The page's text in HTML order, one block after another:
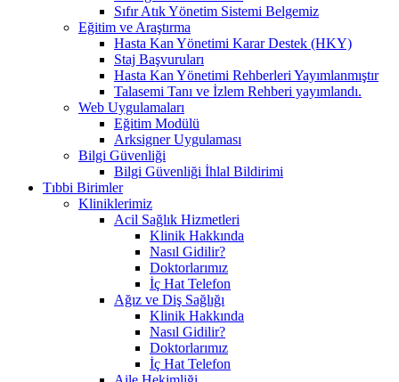
Sıfır Atık Yönetim Sistemi Belgemiz
Eğitim ve Araştırma
Hasta Kan Yönetimi Karar Destek (HKY)
Staj Başvuruları
Hasta Kan Yönetimi Rehberleri Yayımlanmıştır
Talasemi Tanı ve İzlem Rehberi yayımlandı.
Web Uygulamaları
Eğitim Modülü
Arksigner Uygulaması
Bilgi Güvenliği
Bilgi Güvenliği İhlal Bildirimi
Tıbbi Birimler
Kliniklerimiz
Acil Sağlık Hizmetleri
Klinik Hakkında
Nasıl Gidilir?
Doktorlarımız
İç Hat Telefon
Ağız ve Diş Sağlığı
Klinik Hakkında
Nasıl Gidilir?
Doktorlarımız
İç Hat Telefon